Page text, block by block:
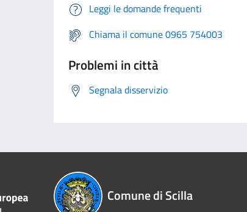
Leggi le domande frequenti
Chiama il comune 0965 754003
Problemi in città
Segnala disservizio
Comune di Scilla